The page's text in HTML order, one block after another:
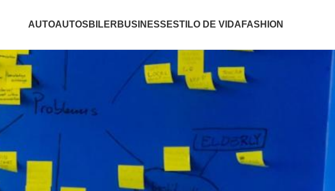
AUTOAUTOS BILER BUSINESS ESTILO DE VIDA FASHION